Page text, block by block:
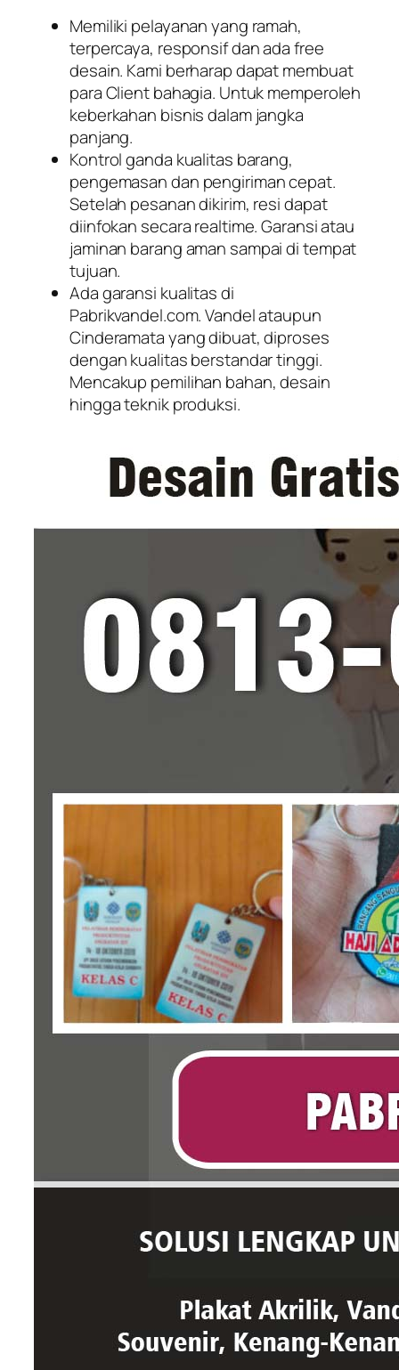
Memiliki pelayanan yang ramah,
terpercaya, responsif dan ada free
desain. Kami berharap dapat membuat
para Client bahagia. Untuk memperoleh
keberkahan bisnis dalam jangka
panjang.
Kontrol ganda kualitas barang,
pengemasan dan pengiriman cepat.
Setelah pesanan dikirim, resi dapat
diinfokan secara realtime. Garansi atau
jaminan barang aman sampai di tempat
tujuan.
Ada garansi kualitas di
Pabrikvandel.com. Vandel ataupun
Cinderamata yang dibuat, diproses
dengan kualitas berstandar tinggi.
Mencakup pemilihan bahan, desain
hingga teknik produksi.